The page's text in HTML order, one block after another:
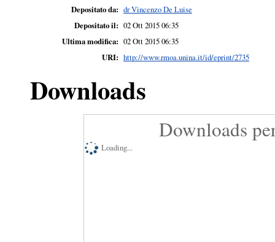
Depositato da: dr Vincenzo De Luise
Depositato il: 02 Ott 2015 06:35
Ultima modifica: 02 Ott 2015 06:35
URI: http://www.rmoa.unina.it/id/eprint/2735
Downloads
Downloads
Loading...